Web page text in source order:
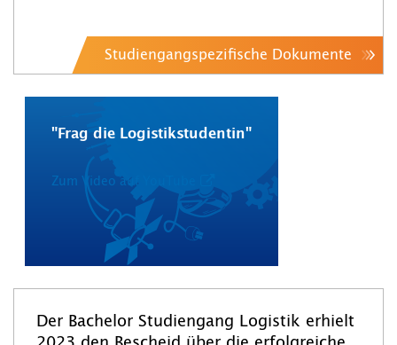
Studiengangspezifische Dokumente
"Frag die Logistikstudentin"
Zum Video auf YouTube
Der Bachelor Studiengang Logistik erhielt